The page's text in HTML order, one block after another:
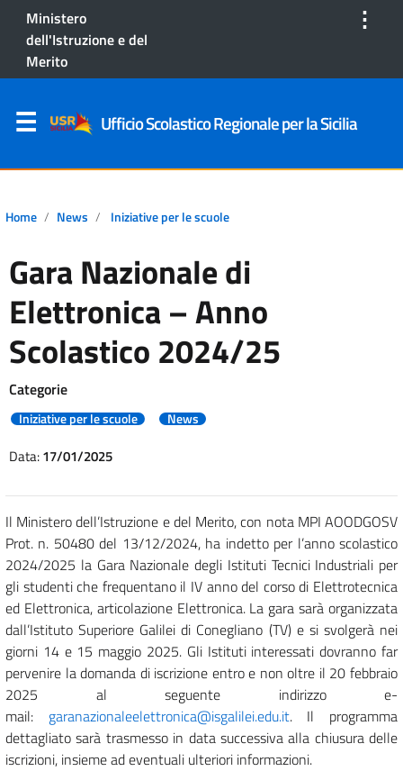
Ministero
dell'Istruzione e del
Merito
⋮
Ufficio Scolastico Regionale per la Sicilia
Home News Iniziative per le scuole
Gara Nazionale di
Elettronica – Anno
Scolastico 2024/25
Categorie
Iniziative per le scuole News
Data:17/01/2025
Il Ministero dell’Istruzione e del Merito, con nota MPI AOODGOSV
Prot. n. 50480 del 13/12/2024, ha indetto per l’anno scolastico
2024/2025 la Gara Nazionale degli Istituti Tecnici Industriali per
gli studenti che frequentano il IV anno del corso di Elettrotecnica
ed Elettronica, articolazione Elettronica. La gara sarà organizzata
dall’Istituto Superiore Galilei di Conegliano (TV) e si svolgerà nei
giorni 14 e 15 maggio 2025. Gli Istituti interessati dovranno far
pervenire la domanda di iscrizione entro e non oltre il 20 febbraio
2025 al seguente indirizzo e-
mail: garanazionaleelettronica@isgalilei.edu.it. Il programma
dettagliato sarà trasmesso in data successiva alla chiusura delle
iscrizioni, insieme ad eventuali ulteriori informazioni.